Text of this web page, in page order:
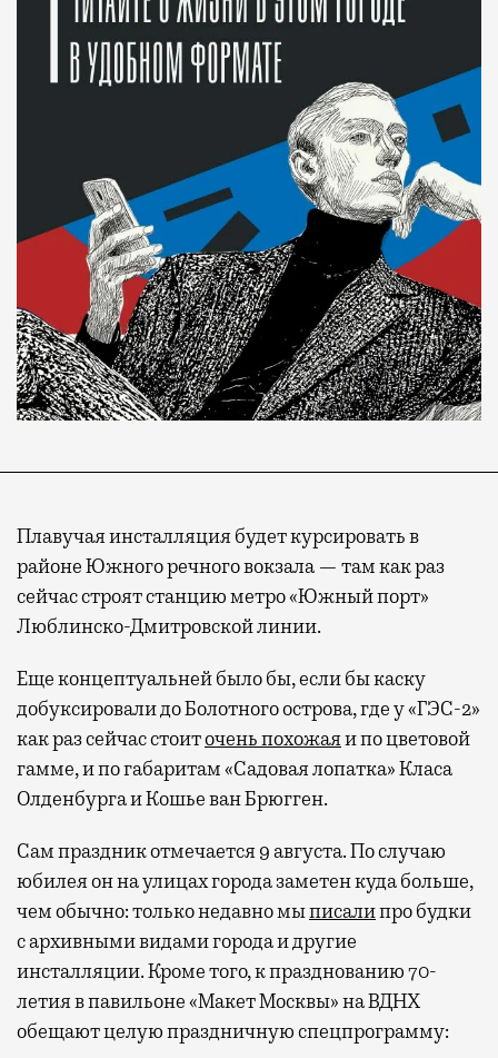
Современный путешественник часто берет
с собой не только чемодан, но и ноутбук.
А ожидание рейса все чаще превращается
спокойно закончить дела или спланировать
активности в путешествии, например
забронировать нужные билеты и рестораны.
Бизнес-зал становится местом, где можно
провести переговоры, поработать или просто
Плавучая инсталляция будет курсировать в
районе Южного речного вокзала — там как раз
сейчас строят станцию метро «Южный порт»
Люблинско-Дмитровской линии.
Еще концептуальней было бы, если бы каску
добуксировали до Болотного острова, где у «ГЭС-2»
как раз сейчас стоиточень похожаяи по цветовой
гамме, и по габаритам «Садовая лопатка» Класа
Олденбурга и Кошье ван Брюгген.
Сам праздник отмечается 9 августа. По случаю
юбилея он на улицах города заметен куда больше,
чем обычно: только недавно мыписалипро будки
с архивными видами города и другие
инсталляции. Кроме того, к празднованию 70-
летия в павильоне «Макет Москвы» на ВДНХ
обещают целую праздничную спецпрограмму: